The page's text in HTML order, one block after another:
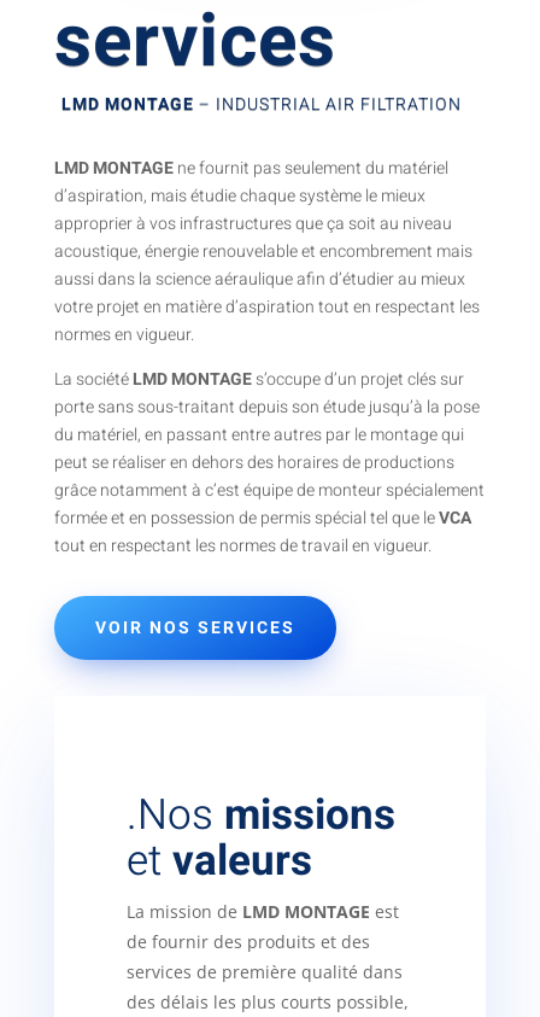
services
LMD MONTAGE – INDUSTRIAL AIR FILTRATION
LMD MONTAGEne fournit pas seulement du matériel
d’aspiration, mais étudie chaque système le mieux
approprier à vos infrastructures que ça soit au niveau
acoustique, énergie renouvelable et encombrement mais
aussi dans la science aéraulique afin d’étudier au mieux
votre projet en matière d’aspiration tout en respectant les
normes en vigueur.
La sociétéLMD MONTAGEs’occupe d’un projet clés sur
porte sans sous-traitant depuis son étude jusqu’à la pose
du matériel, en passant entre autres par le montage qui
peut se réaliser en dehors des horaires de productions
grâce notamment à c’est équipe de monteur spécialement
formée et en possession de permis spécial tel que leVCA
tout en respectant les normes de travail en vigueur.
VOIR NOS SERVICES
.Nos missions
etvaleurs
La mission de LMD MONTAGE est
de fournir des produits et des
services de première qualité dans
des délais les plus courts possible,